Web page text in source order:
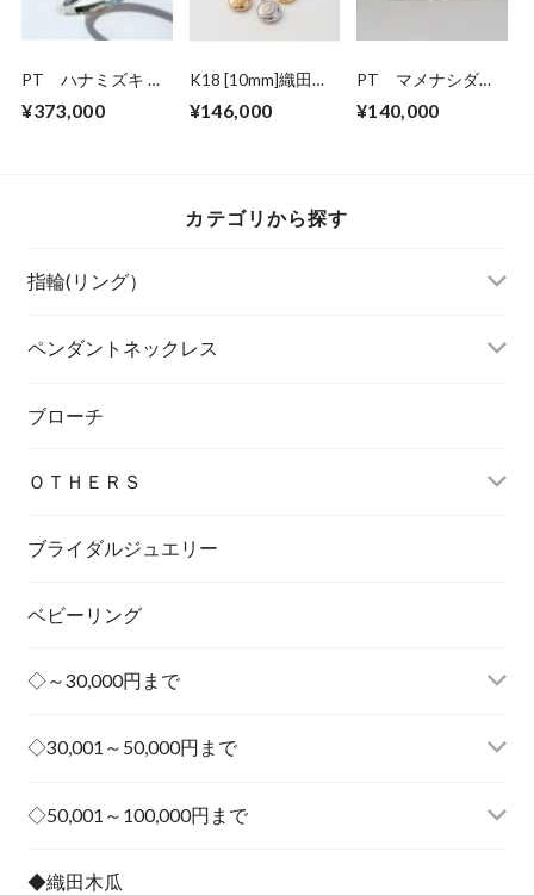
PT ハナミズキ ダ
（受注生産）
¥373,000
K18 [10mm]織田木
レス
¥146,000
PT マメナシダイ
リング
¥140,000
カテゴリから探す
指輪(リング）
ペンダントネックレス
ブローチ
ＯＴＨＥＲＳ
ブライダルジュエリー
ベビーリング
◇～30,000円まで
その他
◇30,001～50,000円まで
その他
◇50,001～100,000円まで
◆織田木瓜